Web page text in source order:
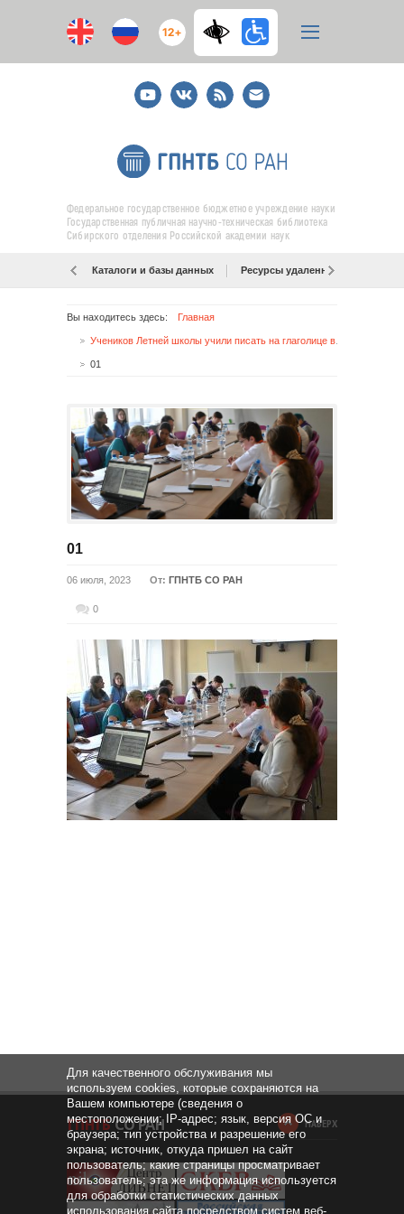
12+
YoutubeВКонтакте
RSS
E-
mail
подписка
Федеральное государственное бюджетное учреждение науки
Государственная публичная научно-техническая библиотека
Сибирского отделения Российской академии наук
Каталоги и базы данных Ресурсы удаленного доступа
Вы находитесь здесь: Главная
01
01
06 июля, 2023 От: ГПНТБ СО РАН
0
НАВЕРХ
Для качественного обслуживания мы
используем cookies, которые сохраняются на
Вашем компьютере (сведения о
местоположении; IP-адрес; язык, версия ОС и
браузера; тип устройства и разрешение его
экрана; источник, откуда пришел на сайт
пользователь; какие страницы просматривает
пользователь; эта же информация используется
для обработки статистических данных
использования сайта посредством систем веб-